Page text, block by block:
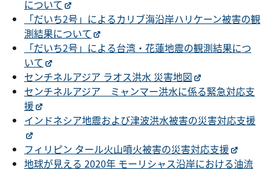
について
「だいち2号」によるカリブ海沿岸ハリケーン被害の観
測結果について
「だいち2号」による台湾・花蓮地震の観測結果につ
いて
センチネルアジア ラオス洪水 災害地図
センチネルアジア ミャンマー洪水に係る緊急対応支
援
インドネシア地震および津波洪水被害の災害対応支援
フィリピン タール火山噴火被害の災害対応支援
地球が見える 2020年 モーリシャス沿岸における油流